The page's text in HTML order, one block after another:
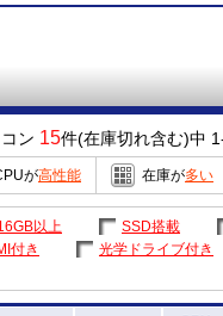
ン 15件(在庫切れ含む)中
が高性能 在庫が多い
以上 SSD搭載
付き 光学ドライブ付き